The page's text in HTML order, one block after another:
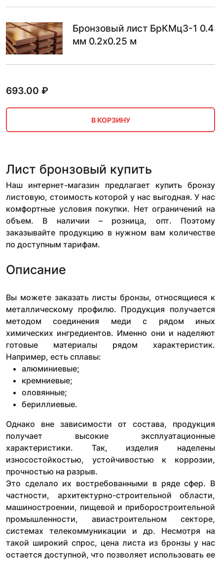
Бронзовый лист БрКМц3-1 0.4
мм 0.2х0.25 м
693.00 ₽
В КОРЗИНУ
Лист бронзовый купить
Наш интернет-магазин предлагает купить бронзу
листовую, стоимость которой у нас выгодная. У нас
комфортные условия покупки. Нет ограничений на
объем. В наличии – розница, опт. Поэтому
заказывайте продукцию в нужном вам количестве
по доступным тарифам.
Описание
Вы можете заказать листы бронзы, относящиеся к
металлическому профилю. Продукция получается
методом соединения меди с рядом иных
химических ингредиентов. Именно они и наделяют
готовые материалы рядом характеристик.
Например, есть сплавы:
алюминиевые;
кремниевые;
оловянные;
бериллиевые.
Однако вне зависимости от состава, продукция
получает высокие эксплуатационные
характеристики. Так, изделия наделены
износостойкостью, устойчивостью к коррозии,
прочностью на разрыв.
Это сделало их востребованными в ряде сфер. В
частности, архитектурно-строительной области,
машиностроении, пищевой и приборостроительной
промышленности, авиастроительном секторе,
системах телекоммуникации и др. Несмотря на
такой широкий спрос, цена листа из бронзы у нас
остается доступной, что позволяет использовать ее